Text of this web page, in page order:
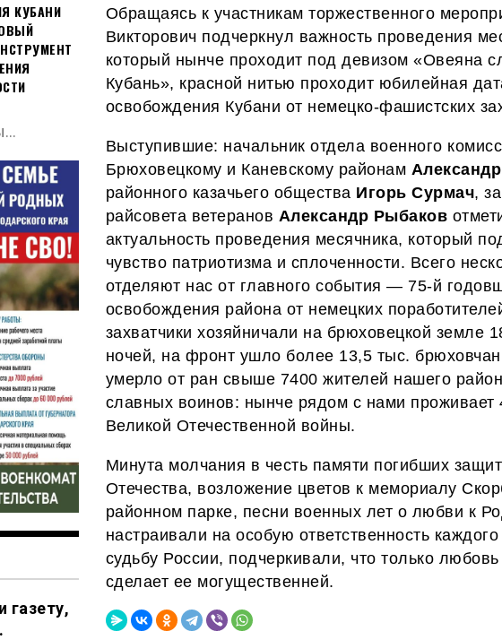
Обращаясь к участникам торжественного
Викторович подчеркнул важность проведения
который нынче проходит под девизом «Овеяна
Кубань», красной нитью проходит юбилейная
освобождения Кубани от немецко-фашистских
Выступившие: начальник отдела военного
Брюховецкому и Каневскому районам
районного казачьего общества Игорь Сурмач,
райсовета ветеранов Александр Рыбаков
актуальность проведения месячника, который
чувство патриотизма и сплоченности. Всего
отделяют нас от главного события — 75-й
освобождения района от немецких
захватчики хозяйничали на брюховецкой земле
ночей, на фронт ушло более 13,5 тыс.
умерло от ран свыше 7400 жителей нашего
славных воинов: нынче рядом с нами проживает
Великой Отечественной войны.
Минута молчания в честь памяти погибших
Отечества, возложение цветов к мемориалу
районном парке, песни военных лет о любви к
настраивали на особую ответственность
судьбу России, подчеркивали, что только
сделает ее могущественней.
КУБАНИ
газету,